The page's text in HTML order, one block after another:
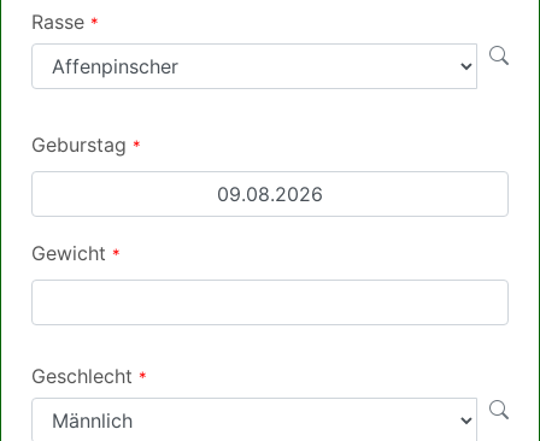
Rasse *
Geburstag *
Gewicht *
Geschlecht *